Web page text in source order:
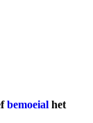
bemoeial het